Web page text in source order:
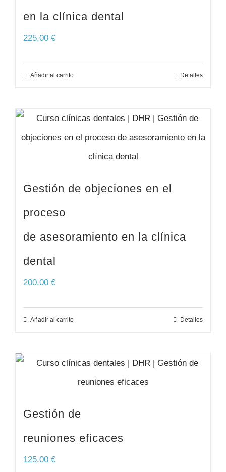
en la clínica dental
225,00 €
Añadir al carrito Detalles
Gestión de objeciones en el
proceso
de asesoramiento en la clínica
dental
200,00 €
Añadir al carrito Detalles
Gestión de
reuniones eficaces
125,00 €